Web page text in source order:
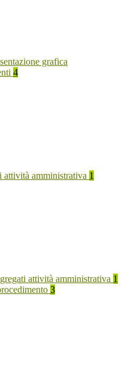
grafica
4
attività amministrativa 1
attività amministrativa 1
3